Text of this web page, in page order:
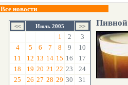
Все новости
Июль 2005
1 2
3
4
5 6 7 8 9
10
11
12 13 14 15 16
17
18
19 20 21 22 23
24
25
26 27 28 29 30 31
Пивной